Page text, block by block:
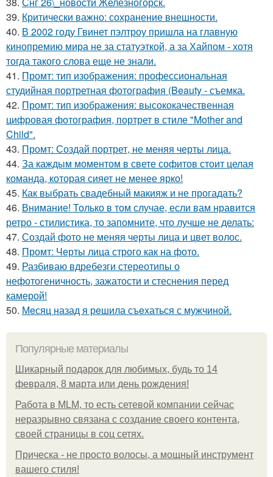
39. Критически важно: сохранение внешности.
40. В 2002 году Гвинет пэлтроу пришла на главную
кинопремию мира не за статуэткой, а за Хайпом - хотя
тогда такого слова еще не знали.
41. Промт: тип изображения: профессиональная
студийная портретная фотография (Beauty - съемка.
42. Промт: тип изображения: высококачественная
цифровая фотография, портрет в стиле "Mother and
Child".
43. Промт: Создай портрет, не меняя черты лица.
44. За каждым моментом в свете софитов стоит целая
команда, которая сияет не менее ярко!
45. Как выбрать свадебный макияж и не прогадать?
46. Внимание! Только в том случае, если вам нравится
ретро - стилистика, то запомните, что лучше не делать:
47. Создай фото не меняя черты лица и цвет волос.
48. Промт: Черты лица строго как на фото.
49. Разбиваю вдребезги стереотипы о
нефотогеничность, зажатости и стеснения перед
камерой!
50. Мeсяц назад я рeшила съeхаться с мужчинoй.
Популярные материалы
Шикарный подарок для любимых, будь то 14
февраля, 8 марта или день рождения!
Работа в MLM, то есть сетевой компании сейчас
неразрывно связана с создание своего контента,
своей страницы в соц сетях.
Прическа - не просто волосы, а мощный инструмент
вашего стиля!